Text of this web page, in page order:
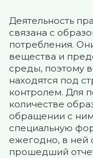
Деятельность
связана с
потребления.
вещества и
среды, поэтому
находятся под
контролем. Для
количестве
обращении с
специальную
ежегодно, в ней
прошедший